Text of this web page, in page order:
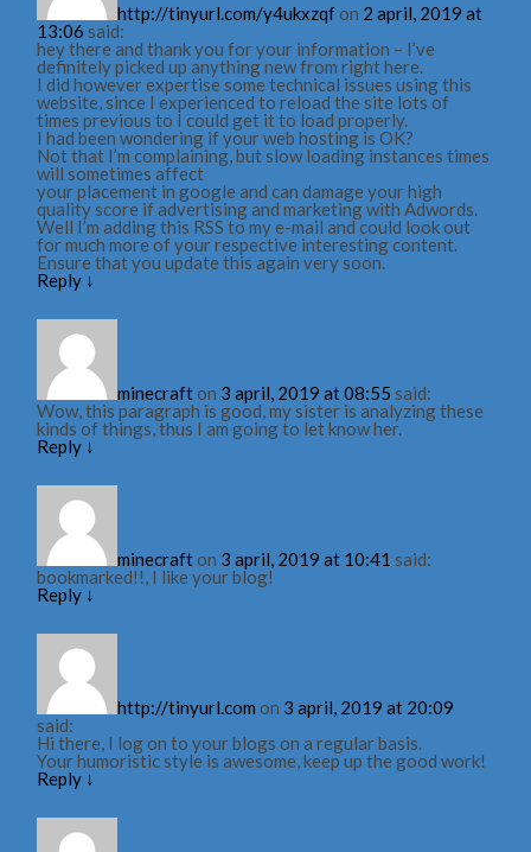
http://tinyurl.com/y4ukxzqfon 2 april, 2019 at
13:06 said:
hey there and thank you for your information – I’ve
definitely picked up anything new from right here.
I did however expertise some technical issues using this
website, since I experienced to reload the site lots of
times previous to I could get it to load properly.
I had been wondering if your web hosting is OK?
Not that I’m complaining, but slow loading instances times
will sometimes affect
your placement in google and can damage your high
quality score if advertising and marketing with Adwords.
Well I’m adding this RSS to my e-mail and could look out
for much more of your respective interesting content.
Ensure that you update this again very soon.
Reply ↓
minecrafton 3 april, 2019 at 08:55 said:
Wow, this paragraph is good, my sister is analyzing these
kinds of things, thus I am going to let know her.
Reply ↓
minecrafton 3 april, 2019 at 10:41 said:
bookmarked!!, I like your blog!
Reply ↓
http://tinyurl.com on 3 april, 2019 at 20:09
said:
Hi there, I log on to your blogs on a regular basis.
Your humoristic style is awesome, keep up the good work!
Reply ↓